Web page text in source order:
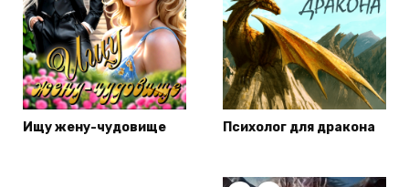
Ищу жену-чудовище Психолог для дракона